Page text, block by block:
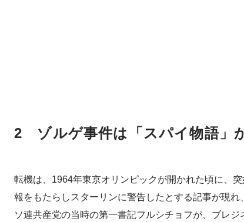
2 ゾルゲ事件は「スパイ物語」
転機は、1964年東京オリンピックが開かれた頃に、
報をもたらしスターリンに警告したとする記事が現
ソ連共産党の当時の第一書記フルシチョフが、ブレ